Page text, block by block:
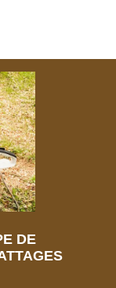
DE